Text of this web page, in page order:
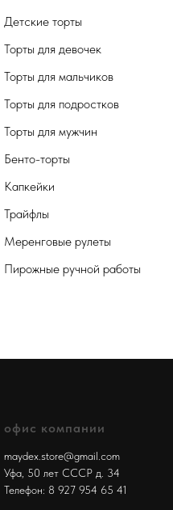
Детские торты
Торты для девочек
Торты для мальчиков
Торты для подростков
Торты для мужчин
Бенто-торты
Капкейки
Трайфлы
Меренговые рулеты
Пирожные ручной работы
офис компании
maydex.store@gmail.com
Уфа, 50 лет СССР д. 34
Телефон: 8 927 954 65 41